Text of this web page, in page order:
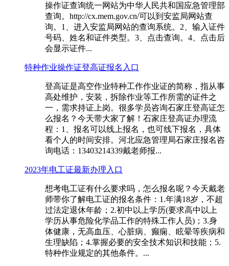
操作证查询统一网站为中华人民共和国应急管理部
查询。http://cx.mem.gov.cn/可以到安监局网站查
询。1、进入安监局网站的查询系统。2、输入证件
号码、姓名和证件类型。3、点击查询。4、点击后
会显示证件...
特种作业操作证登高证报名入口
登高证是高空作业特种工作作业证的简称，指从事
高处维护，安装，拆除作业等工作所需的证件之
一，需求持证上岗。很多学员咨询石家庄登高证怎
么报名？今天带大家了解！石家庄登高证办理流
程：1、报名可以线上报名，也可线下报名，具体
看个人的时间安排。河北应急管理局石家庄报名咨
询电话：13403214339戴老师报...
2023年电工证最新办理入口
想考电工证有什么要求吗，怎么报名呢？今天戴老
师带你了解电工证的报名条件：1.年满18岁，不超
过法定退休年龄；2.初中以上学历(要求高中以上
学历从事危险化学品工作的特殊工作人员)；3.身
体健康，无高血压、心脏病、癫痫、眩晕等疾病和
生理缺陷；4.掌握必要的安全技术知识和技能；5.
特种作业规定的其他条件。...